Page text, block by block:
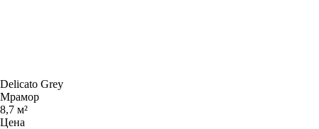
Delicato Grey
Мрамор
8,7 м²
Цена